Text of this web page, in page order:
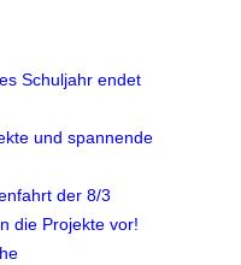
Schuljahr endet
und spannende
der 8/3
die Projekte vor!